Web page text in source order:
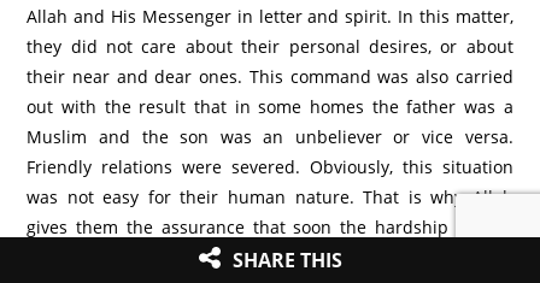
Allah and His Messenger in letter and spirit. In this matter,
they did not care about their personal desires, or about
their near and dear ones. This command was also carried
out with the result that in some homes the father was a
Muslim and the son was an unbeliever or vice versa.
Friendly relations were severed. Obviously, this situation
was not easy for their human nature. That is why Allah
gives them the assurance that soon the hardship will be
SHARE THIS